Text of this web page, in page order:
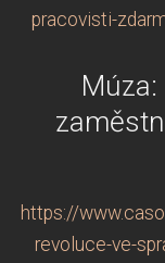
pracovisti-
https://
revoluce-ve-